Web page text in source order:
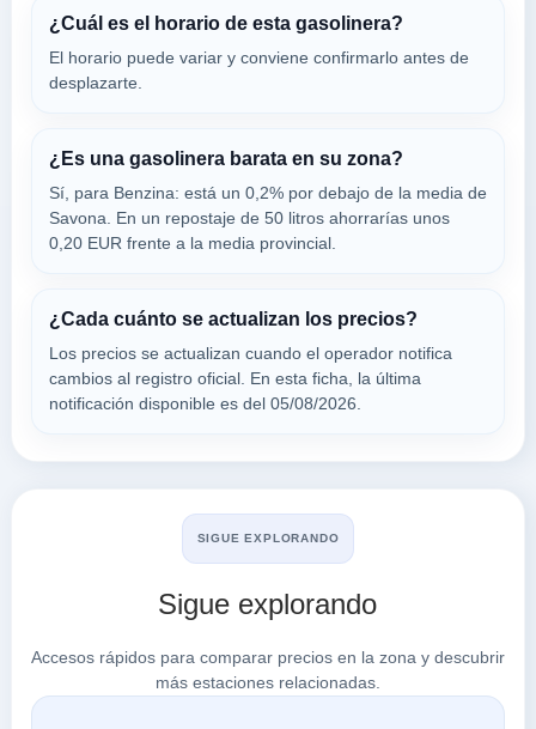
Via Generale Arnaldi
FINALE LIGURE,
17027
VER PRECIOS
STAZIONE ENI
Via Mazzini 13
FINALE LIGURE,
VER PRECIOS
DISCAR LOANO
a 4.75 Km
Via S.s.n 1 Aurelia Km 608 + 550 313
Buscar en Pietra Ligure
¿Cuál es el horario de esta gasolinera?
El horario puede variar y conviene confirmarlo antes de
desplazarte.
¿Es una gasolinera barata en su zona?
Sí, para Benzina: está un 0,2% por debajo de la media de
Savona. En un repostaje de 50 litros ahorrarías unos
0,20 EUR frente a la media provincial.
¿Cada cuánto se actualizan los precios?
Los precios se actualizan cuando el operador notifica
cambios al registro oficial. En esta ficha, la última
notificación disponible es del 05/08/2026.
SIGUE EXPLORANDO
Sigue explorando
Accesos rápidos para comparar precios en la zona y descubrir
más estaciones relacionadas.